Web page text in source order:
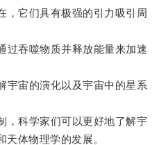
它们具有极强的引力吸引周
吞噬物质并释放能量来加速
宙的演化以及宇宙中的星系
科学家们可以更好地了解宇
体物理学的发展。